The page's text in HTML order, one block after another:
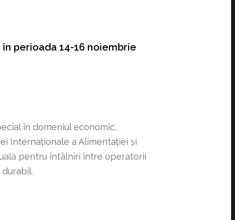
în perioada 14-16 noiembrie
în domeniul economic,
Internaționale a Alimentației și
pentru întâlniri între operatorii